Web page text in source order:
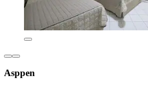
Asppen